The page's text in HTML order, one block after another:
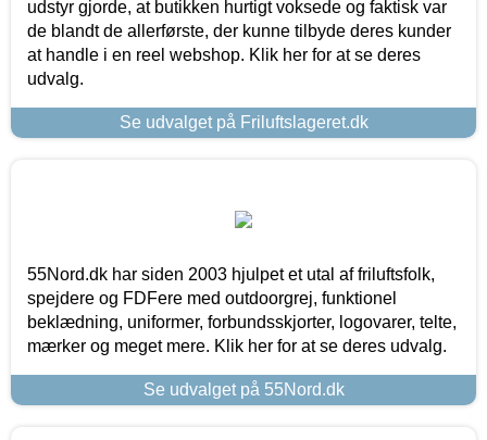
udstyr gjorde, at butikken hurtigt voksede og faktisk var
de blandt de allerførste, der kunne tilbyde deres kunder
at handle i en reel webshop. Klik her for at se deres
udvalg.
Se udvalget på Friluftslageret.dk
55Nord.dk har siden 2003 hjulpet et utal af friluftsfolk,
spejdere og FDFere med outdoorgrej, funktionel
beklædning, uniformer, forbundsskjorter, logovarer, telte,
mærker og meget mere. Klik her for at se deres udvalg.
Se udvalget på 55Nord.dk